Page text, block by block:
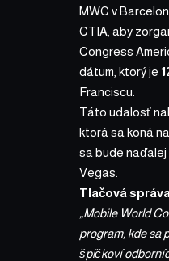
MWC v
CTIA, aby
Congress
dátum, ktorý je
Franciscu.
Táto udalosť
ktorá sa koná
sa bude
Vegas.
Tlačová
„Mobile World
program, kde sa
špičkoví